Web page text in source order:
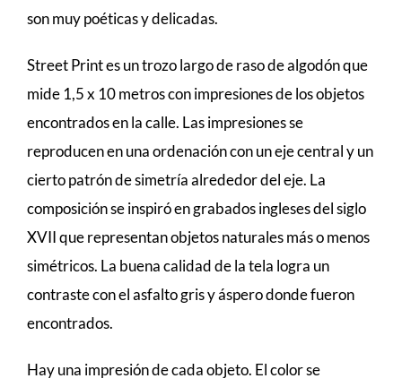
son muy poéticas y delicadas.
Street Print es un trozo largo de raso de algodón que
mide 1,5 x 10 metros con impresiones de los objetos
encontrados en la calle. Las impresiones se
reproducen en una ordenación con un eje central y un
cierto patrón de simetría alrededor del eje. La
composición se inspiró en grabados ingleses del siglo
XVII que representan objetos naturales más o menos
simétricos. La buena calidad de la tela logra un
contraste con el asfalto gris y áspero donde fueron
encontrados.
Hay una impresión de cada objeto. El color se